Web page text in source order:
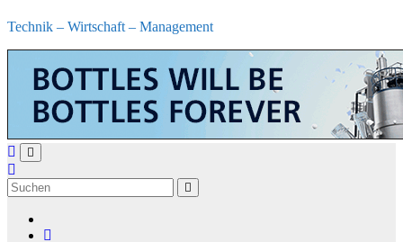
Technik – Wirtschaft – Management